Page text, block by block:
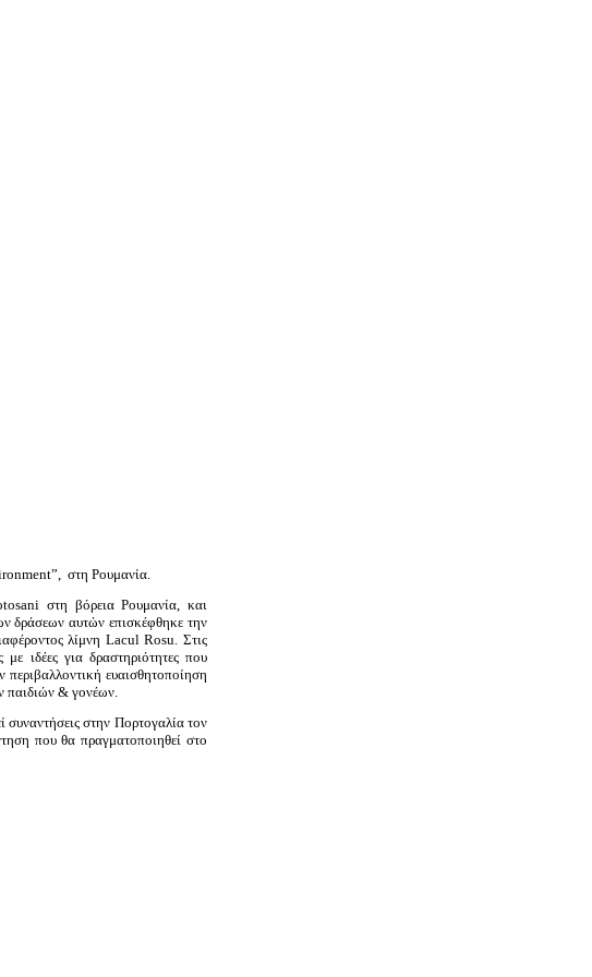
στη Ρουμανία.
στη βόρεια Ρουμανία, και
δράσεων αυτών επισκέφθηκε την
λίμνη Lacul Rosu. Στις
ιδέες για δραστηριότητες που
ευαισθητοποίηση
παιδιών & γονέων.
συναντήσεις στην Πορτογαλία τον
που θα πραγματοποιηθεί στο